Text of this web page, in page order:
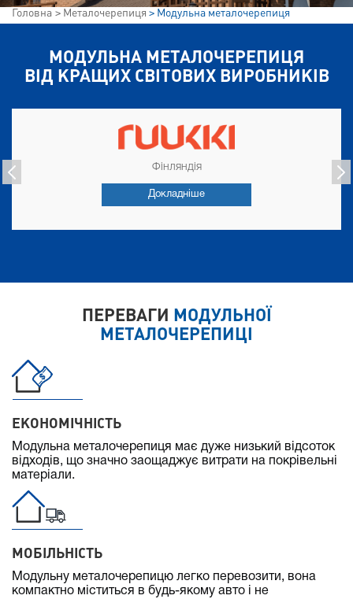
Головна Металочерепиця Модульна металочерепиця
МОДУЛЬНА МЕТАЛОЧЕРЕПИЦЯ
ВІД КРАЩИХ СВІТОВИХ ВИРОБНИКІВ
Фінляндія
Докладніше
ПЕРЕВАГИ МОДУЛЬНОЇ
МЕТАЛОЧЕРЕПИЦІ
ЕКОНОМІЧНІСТЬ
Модульна металочерепиця має дуже низький відсоток
відходів, що значно заощаджує витрати на покрівельні
матеріали.
МОБІЛЬНІСТЬ
Модульну металочерепицю легко перевозити, вона
компактно міститься в будь-якому авто і не